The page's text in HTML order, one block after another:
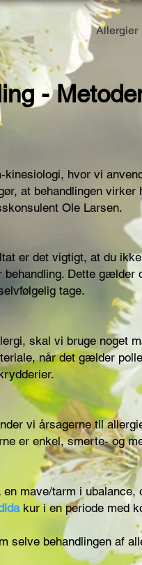
Allergier
-
kinesiologi, hvor vi
at behandlingen
Ole Larsen.
er det vigtigt, at du
behandling. Dette gælder
tage.
skal vi bruge noget
når det gælder
vi årsagerne til
er enkel, smerte- og
mave/tarm i ubalance,
kur i en periode med
selve behandlingen af